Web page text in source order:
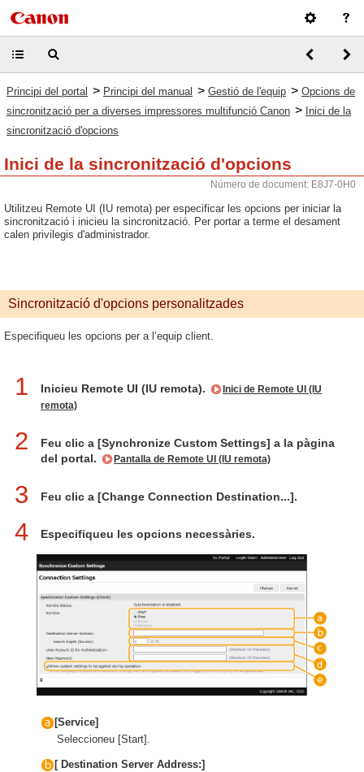
Principi del portal > Principi del manual > Gestió de l'equip > Opcions de
sincronització per a diverses impressores multifunció Canon > Inici de la
sincronització d'opcions
Inici de la sincronització d'opcions
Número de document: E8J7-0H0
Utilitzeu Remote UI (IU remota) per especificar les opcions per iniciar la
sincronització i inicieu la sincronització. Per portar a terme el desament
calen privilegis d'administrador.
Sincronització d'opcions personalitzades
Especifiqueu les opcions per a l’equip client.
1 Inicieu Remote UI (IU remota).
Inici de Remote UI (IU
remota)
2
Feu clic a [Synchronize Custom Settings] a la pàgina
del portal.
Pantalla de Remote UI (IU remota)
3 Feu clic a [Change Connection Destination...].
4 Especifiqueu les opcions necessàries.
[Service]
Seleccioneu [Start].
[ Destination Server Address:]